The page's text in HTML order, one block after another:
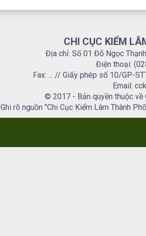
CHI CỤC KIỂM
Địa chỉ: Số 01 Đỗ Ngọc
Điện thoại:
Fax: ... // Giấy phép số 10/GP-
Email:
© 2017 - Bản quyền thuộc về
Ghi rõ nguồn "Chi Cục Kiểm Lâm Thành